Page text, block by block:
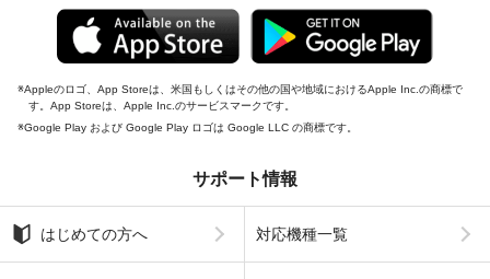
Appleのロゴ、App Storeは、米国もしくはその他の国や地域におけるApple Inc.の商標で
す。App Storeは、Apple Inc.のサービスマークです。
Google Play および Google Play ロゴは Google LLC の商標です。
サポート情報
はじめての方へ 対応機種一覧